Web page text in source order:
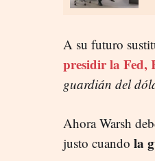
A su futuro
presidir la Fed,
guardián del
Ahora Warsh
justo cuando la